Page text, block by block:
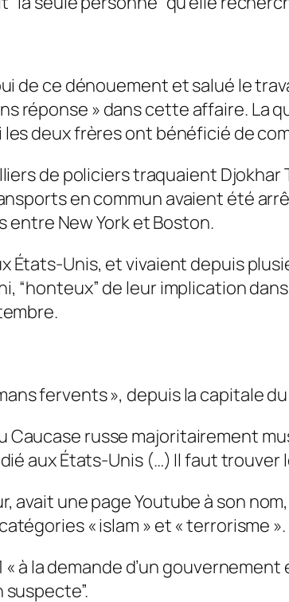
de ce dénouement et salué le
réponse » dans cette affaire. La
deux frères ont bénéficié de
de policiers traquaient
en commun avaient été
entre New York et Boston.
États-Unis, et vivaient depuis
“honteux” de leur implication
fervents », depuis la capitale
russe majoritairement
aux États-Unis (…) Il faut trouver
avait une page Youtube à son
« islam » et « terrorisme ».
« à la demande d’un